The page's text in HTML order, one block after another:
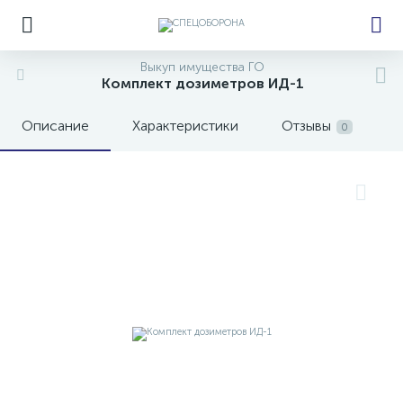
Выкуп имущества ГО
Комплект дозиметров ИД-1
Описание Характеристики Отзывы 0